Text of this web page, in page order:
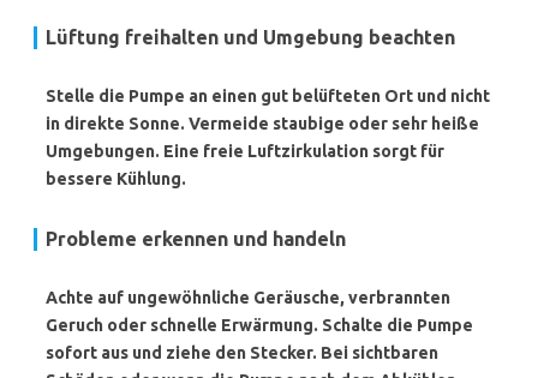
Lüftung freihalten und Umgebung beachten
Stelle die Pumpe an einen gut belüfteten Ort und nicht
in direkte Sonne. Vermeide staubige oder sehr heiße
Umgebungen. Eine freie Luftzirkulation sorgt für
bessere Kühlung.
Probleme erkennen und handeln
Achte auf ungewöhnliche Geräusche, verbrannten
Geruch oder schnelle Erwärmung. Schalte die Pumpe
sofort aus und ziehe den Stecker. Bei sichtbaren